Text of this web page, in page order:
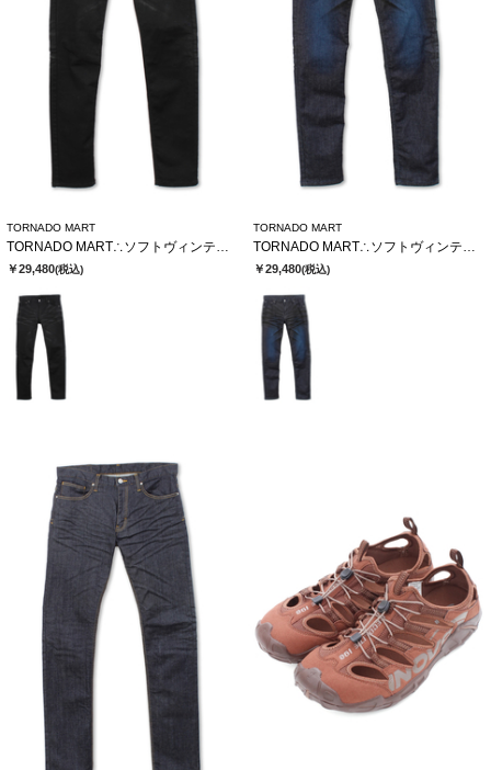
TORNADO MART
TORNADO MART∴ソフトヴィンテージスリムデニム
￥29,480(税込)
TORNADO MART
TORNADO MART∴ソフトヴィンテージスリムデニム
￥29,480(税込)